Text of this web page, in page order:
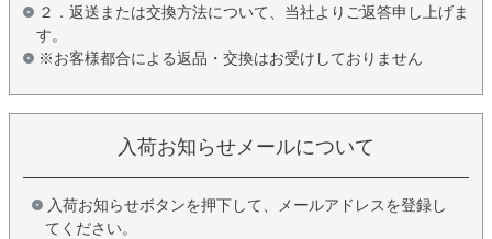
２．返送または交換方法について、当社よりご返答申し上げま
す。
※お客様都合による返品・交換はお受けしておりません
入荷お知らせメールについて
入荷お知らせボタンを押下して、メールアドレスを登録し
てください。